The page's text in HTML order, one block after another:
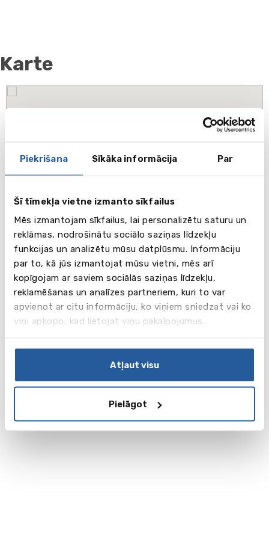
Piekrišana Sīkāka informācija Par
Šī tīmekļa vietne izmanto sīkfailus
Mēs izmantojam sīkfailus, lai personalizētu saturu un
reklāmas, nodrošinātu sociālo saziņas līdzekļu
funkcijas un analizētu mūsu datplūsmu. Informāciju
par to, kā jūs izmantojat mūsu vietni, mēs arī
kopīgojam ar saviem sociālās saziņas līdzekļu,
reklamēšanas un analīzes partneriem, kuri to var
apvienot ar citu informāciju, ko viņiem sniedzat vai ko
viņi apkopo, kad lietojat viņu pakalpojumus.
Atļaut visu
Pielāgot
Karte